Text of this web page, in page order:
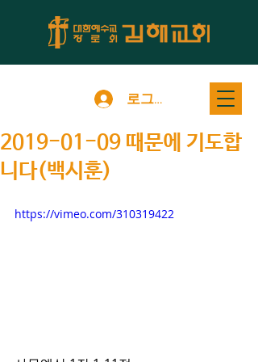
로그인
2019-01-09 때문에 기도합
니다(백시훈)
https://vimeo.com/310319422